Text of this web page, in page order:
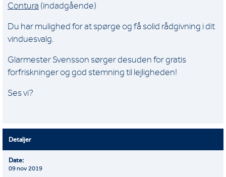
Contura (indadgående)
Du har mulighed for at spørge og få solid rådgivning i dit
vinduesvalg.
Glarmester Svensson sørger desuden for gratis
forfriskninger og god stemning til lejligheden!
Ses vi?
Detaljer
Date:
09 nov 2019